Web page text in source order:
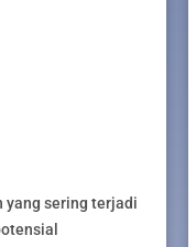
yang sering terjadi